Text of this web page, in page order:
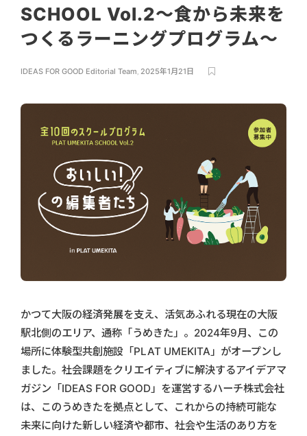
SCHOOL Vol.2～食から未来を
つくるラーニングプログラム～
IDEAS FOR GOOD Editorial Team, 2025年1月21日
かつて大阪の経済発展を支え、活気あふれる現在の大阪
駅北側のエリア、通称「うめきた」。2024年9月、この
場所に体験型共創施設「PLAT UMEKITA」がオープンし
ました。社会課題をクリエイティブに解決するアイデアマ
ガジン「IDEAS FOR GOOD」を運営するハーチ株式会社
は、このうめきたを拠点として、これからの持続可能な
未来に向けた新しい経済や都市、社会や生活のあり方を